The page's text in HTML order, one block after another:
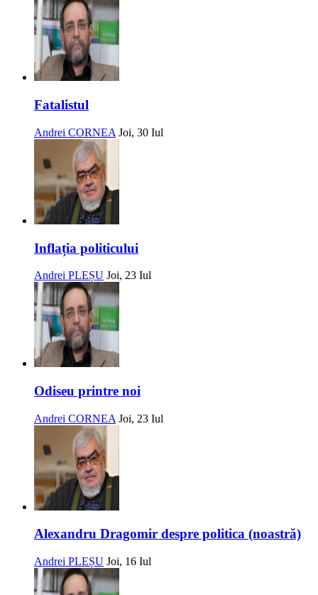
Fatalistul
Andrei CORNEA Joi, 30 Iul
Inflația politicului
Andrei PLEȘU Joi, 23 Iul
Odiseu printre noi
Andrei CORNEA Joi, 23 Iul
Alexandru Dragomir despre politica (noastră)
Andrei PLEȘU Joi, 16 Iul